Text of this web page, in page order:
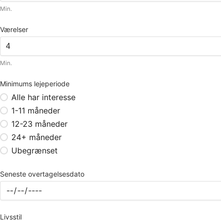
Min.
Værelser
Min.
Minimums lejeperiode
Alle har interesse
1-11 måneder
12-23 måneder
24+ måneder
Ubegrænset
Seneste overtagelsesdato
Livsstil